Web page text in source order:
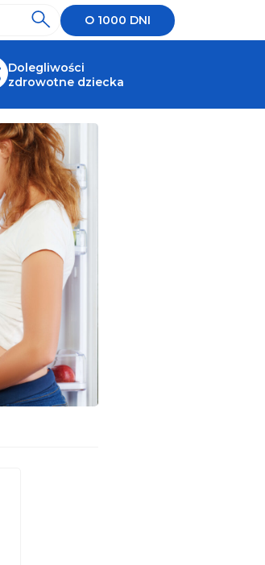
O 1000 DNI
Dolegliwości
zdrowotne dziecka